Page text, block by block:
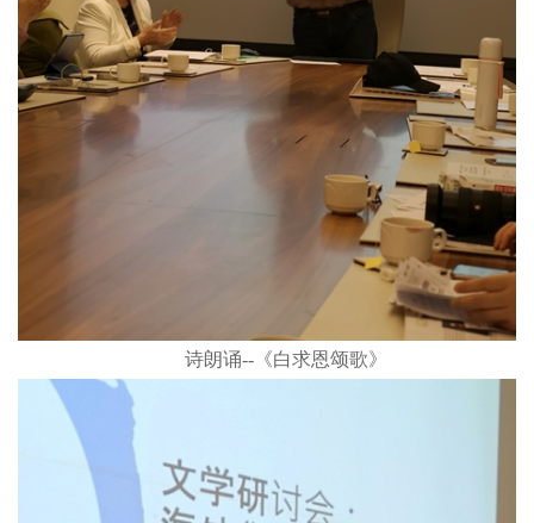
诗朗诵--《白求恩颂歌》